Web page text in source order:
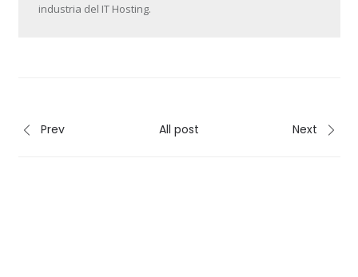
industria del IT Hosting.
Prev All post Next